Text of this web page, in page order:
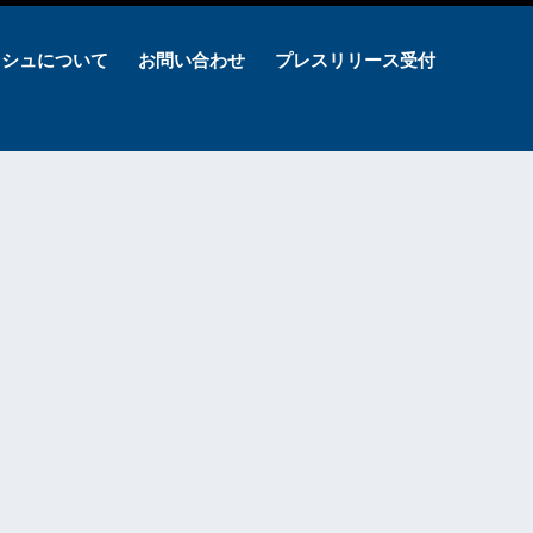
ュについて お問い合わせ プレスリリース受付